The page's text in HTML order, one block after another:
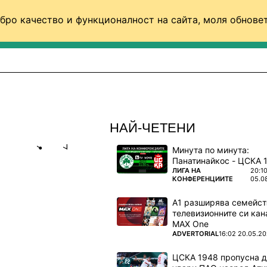
качество и функционалност на сайта, моля
НАЙ-ЧЕТЕНИ
Минута по минута:
ПОВЕЧЕ ОТ
ЛИГА НА
КОНФЕРЕНЦИИТЕ
20:10
А1 разширява
телевизионните си
MAX One
ПОВЕЧЕ ОТ
ADVERTORIAL16:02
ЦСКА 1948 пропусна